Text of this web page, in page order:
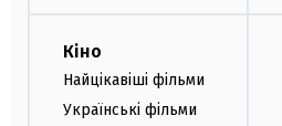
Кіно
Найцікавіші фільми
Українські фільми